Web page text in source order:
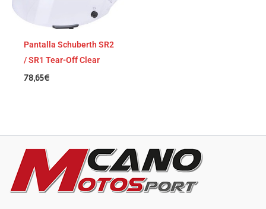
Pantalla Schuberth SR2
/ SR1 Tear-Off Clear
78,65€